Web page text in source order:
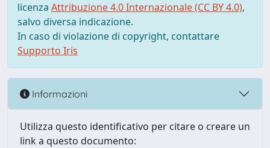
licenza Attribuzione 4.0 Internazionale (CC BY 4.0),
salvo diversa indicazione.
In caso di violazione di copyright, contattare
Supporto Iris
Informazioni
Utilizza questo identificativo per citare o creare un
link a questo documento: